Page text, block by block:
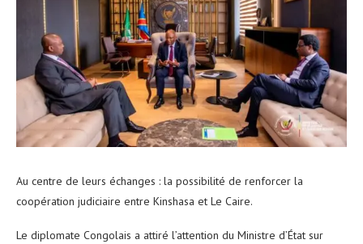
Au centre de leurs échanges : la possibilité de renforcer la
coopération judiciaire entre Kinshasa et Le Caire.
Le diplomate Congolais a attiré l’attention du Ministre d’État sur